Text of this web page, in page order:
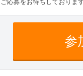
ご応募をお待ちしておりま
参